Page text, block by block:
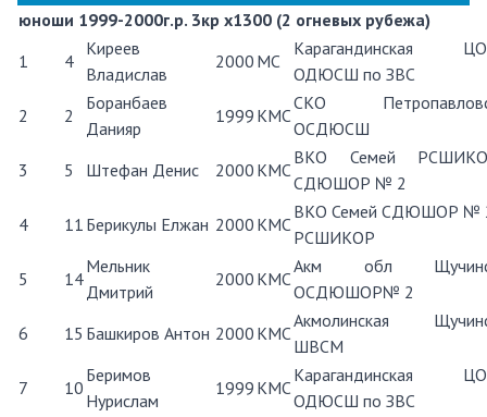
юноши 1999-2000г.р. 3кр х1300 (2 огневых рубежа)
1
4
Киреев
Владислав
2000 МС
Карагандинская
ОДЮСШ по ЗВС
2
2
Боранбаев
Данияр
1999 КМС
СКО
ОСДЮСШ
3
5 Штефан Денис 2000 КМС
ВКО Семей
СДЮШОР № 2
4
11 Берикулы Елжан 2000 КМС
ВКО Семей СДЮШОР №
РСШИКОР
5
14
Мельник
Дмитрий
2000 КМС
Акм обл
ОСДЮШОР№ 2
6
15 Башкиров Антон 2000 КМС
Акмолинская
ШВСМ
7
10
Беримов
Нурислам
1999 КМС
Карагандинская
ОДЮСШ по ЗВС